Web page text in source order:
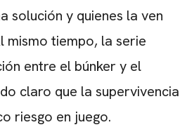
solución y quienes la ven
mismo tiempo, la serie
entre el búnker y el
claro que la supervivencia
riesgo en juego.